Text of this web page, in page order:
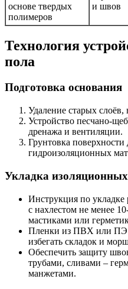
основе твердых
полимеров
и швов
Технология
пола
Подготовка основания
Удаление старых
Устройство песчано-
дренажа и вентиляции.
Грунтовка
гидроизоляционных
Укладка изоляционных
Инструкция по
с нахлестом не менее
мастиками или
Пленки из ПВХ или ПЭ
избегать складок и
Обеспечить защиту
трубами, сливами –
манжетами.